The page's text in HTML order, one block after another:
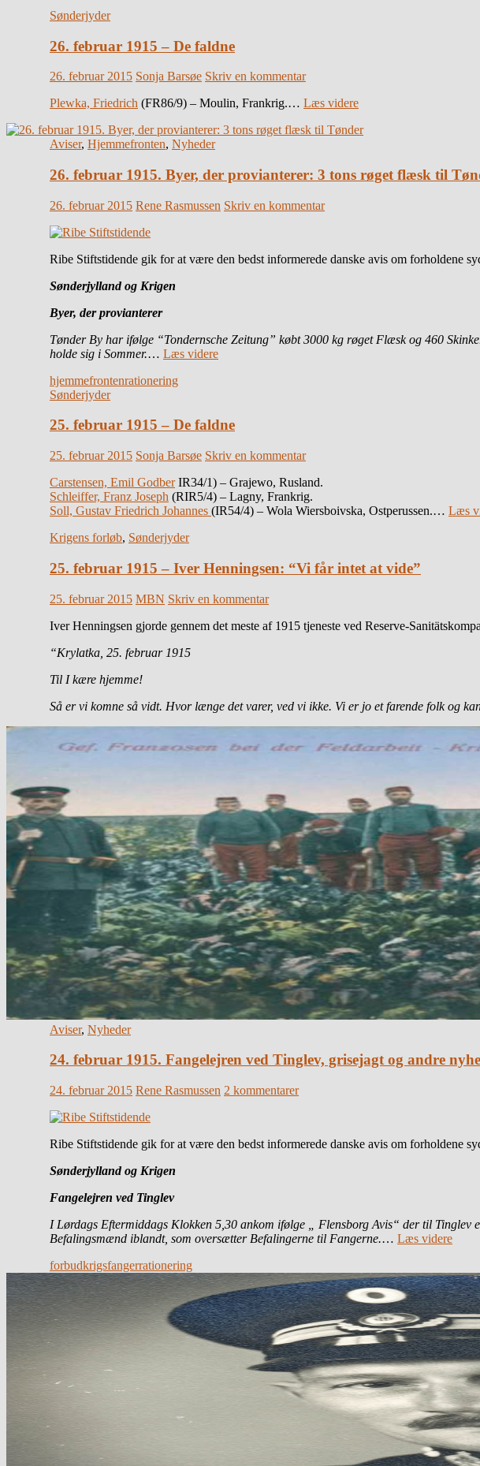
Sønderjyder
26. februar 1915 – De faldne
26. februar 2015 Sonja Barsøe Skriv en kommentar
Plewka, Friedrich (FR86/9) – Moulin, Frankrig.… Læs videre
Aviser, Hjemmefronten, Nyheder
26. februar 1915. Byer, der provianterer: 3 tons røget flæsk til
26. februar 2015 Rene Rasmussen Skriv en kommentar
Ribe Stiftstidende gik for at være den bedst informerede danske avis om forholdene
Sønderjylland og Krigen
Byer, der provianterer
Tønder By har ifølge “Tondernsche Zeitung” købt 3000 kg røget Flæsk og 460
holde sig i Sommer.… Læs videre
hjemmefrontenrationering
Sønderjyder
25. februar 1915 – De faldne
25. februar 2015 Sonja Barsøe Skriv en kommentar
Carstensen, Emil GodberIR34/1) – Grajewo, Rusland.
Schleiffer, Franz Joseph (RIR5/4) – Lagny, Frankrig.
Soll, Gustav Friedrich Johannes (IR54/4) – Wola Wiersboivska, Ostperussen.… Læs
Krigens forløb, Sønderjyder
25. februar 1915 – Iver Henningsen: “Vi får intet at vide”
25. februar 2015 MBN Skriv en kommentar
Iver Henningsen gjorde gennem det meste af 1915 tjeneste ved Reserve-
“Krylatka, 25. februar 1915
Til I kære hjemme!
Så er vi komne så vidt. Hvor længe det varer, ved vi ikke. Vi er jo et farende folk og
Aviser, Nyheder
24. februar 1915. Fangelejren ved Tinglev, grisejagt og andre
24. februar 2015 Rene Rasmussen 2 kommentarer
Ribe Stiftstidende gik for at være den bedst informerede danske avis om forholdene
Sønderjylland og Krigen
Fangelejren ved Tinglev
I Lørdags Eftermiddags Klokken 5,30 ankom ifølge „ Flensborg Avis“ der til
Befalingsmænd iblandt, som oversætter Befalingerne til Fangerne.… Læs videre
forbudkrigsfangerrationering